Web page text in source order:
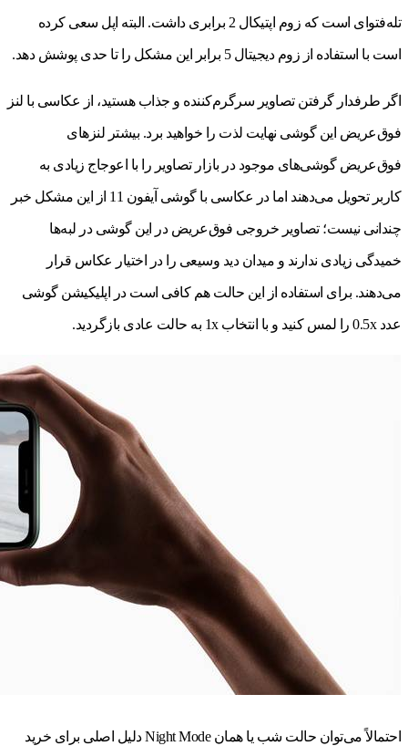
تله‌فتوای است که زوم اپتیکال 2 برابری داشت. البته اپل سعی کرده
است با استفاده از زوم دیجیتال 5 برابر این مشکل را تا حدی پوشش دهد.
اگر طرفدار گرفتن تصاویر سرگرم‌کننده و جذاب هستید، از عکاسی با لنز
فوق‌عریض این گوشی نهایت لذت را خواهید برد. بیشتر لنزهای
فوق‎‌عریض گوشی‌های موجود در بازار تصاویر را با اعوجاج زیادی به
کاربر تحویل می‌دهند اما در عکاسی با گوشی آیفون 11 از این مشکل خبر
چندانی نیست؛ تصاویر خروجی فوق‌عریض در این گوشی در لبه‌ها
خمیدگی زیادی ندارند و میدان دید وسیعی را در اختیار عکاس قرار
می‌دهند. برای استفاده از این حالت هم کافی است در اپلیکیشن گوشی
عدد 0.5x را لمس کنید و با انتخاب 1x به حالت عادی بازگردید.
احتمالاً می‌توان حالت شب یا همان Night Mode دلیل اصلی برای خرید